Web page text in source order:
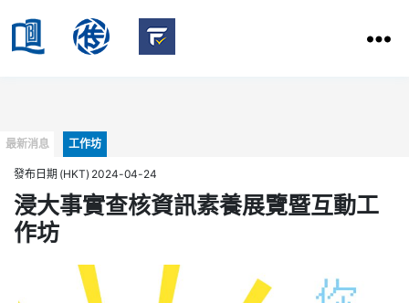
HKBU
of
Communication
Categories
最新消息 工作坊
發布日期 (HKT) 2024-04-24
浸大事實查核資訊素養展覽暨互動工
作坊